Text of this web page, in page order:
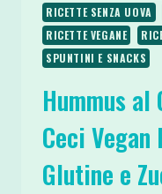
RICETTE SENZA UOVA
RICETTE VEGANE
SPUNTINI E SNACKS
Hummus
Ceci
Glutine e